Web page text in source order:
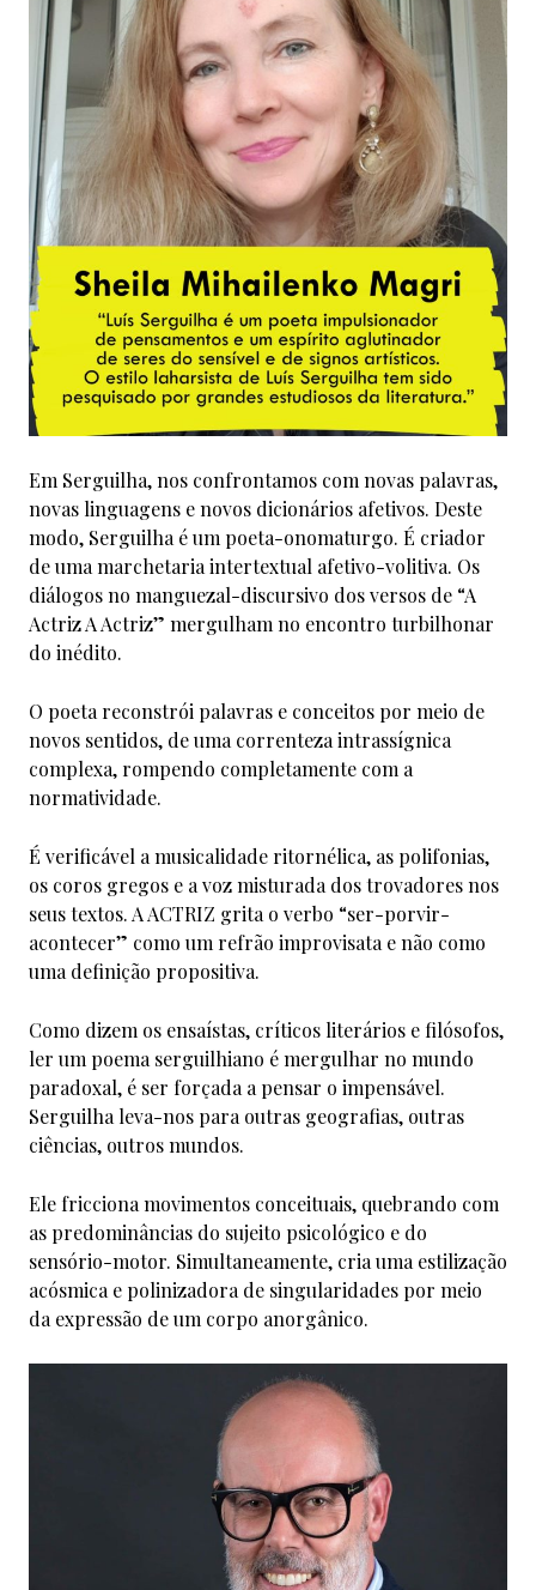
Em Serguilha, nos confrontamos com novas palavras,
novas linguagens e novos dicionários afetivos. Deste
modo, Serguilha é um poeta-onomaturgo. É criador
de uma marchetaria intertextual afetivo-volitiva. Os
diálogos no manguezal-discursivo dos versos de “A
Actriz A Actriz” mergulham no encontro turbilhonar
do inédito.
O poeta reconstrói palavras e conceitos por meio de
novos sentidos, de uma correnteza intrassígnica
complexa, rompendo completamente com a
normatividade.
É verificável a musicalidade ritornélica, as polifonias,
os coros gregos e a voz misturada dos trovadores nos
seus textos. A ACTRIZ grita o verbo “ser-porvir-
acontecer” como um refrão improvisata e não como
uma definição propositiva.
Como dizem os ensaístas, críticos literários e filósofos,
ler um poema serguilhiano é mergulhar no mundo
paradoxal, é ser forçada a pensar o impensável.
Serguilha leva-nos para outras geografias, outras
ciências, outros mundos.
Ele fricciona movimentos conceituais, quebrando com
as predominâncias do sujeito psicológico e do
sensório-motor. Simultaneamente, cria uma estilização
acósmica e polinizadora de singularidades por meio
da expressão de um corpo anorgânico.